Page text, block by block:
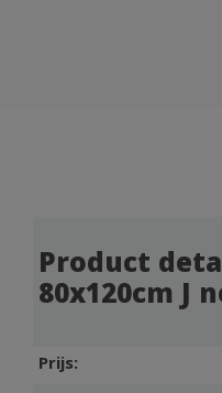
Product
80x120cm J
Prijs: